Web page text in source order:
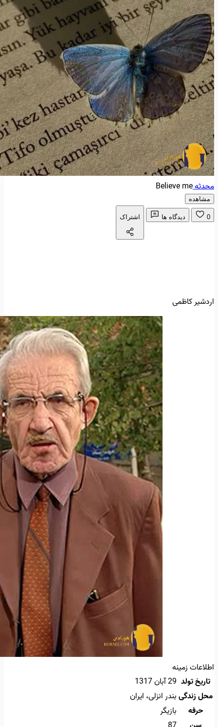
محدثهBelieve me
مشاهده
0 دیدگاه ها اشتراک
اردشیر کاظمی
اطلاعات زمینه
تاریخ تولد 29 آبان 1317
محل زندگیبندر انزلی، ایران
حرفه
بازیگر